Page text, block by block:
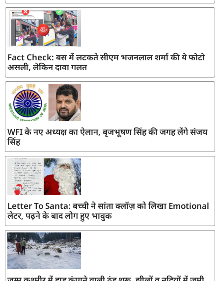
Fact Check: बस में लटकते सीएम भजनलाल शर्मा की ये फोटो
असली, लेकिन दावा गलत
WFI के नए अध्यक्ष का ऐलान, बृजभूषण सिंह की जगह लेंगे संजय
सिंह
Letter To Santa: बच्ची ने सांता क्लॉज़ को लिखा Emotional
लेटर, पढ़ने के बाद लोग हुए भावुक